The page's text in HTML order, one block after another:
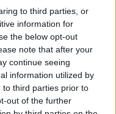
to third parties, or
information for
the below opt-out
note that after your
continue seeing
information utilized by
to third parties prior to
out of the further
ka shpenzuar
vjetore të Tokës
po jeton në “borxh”